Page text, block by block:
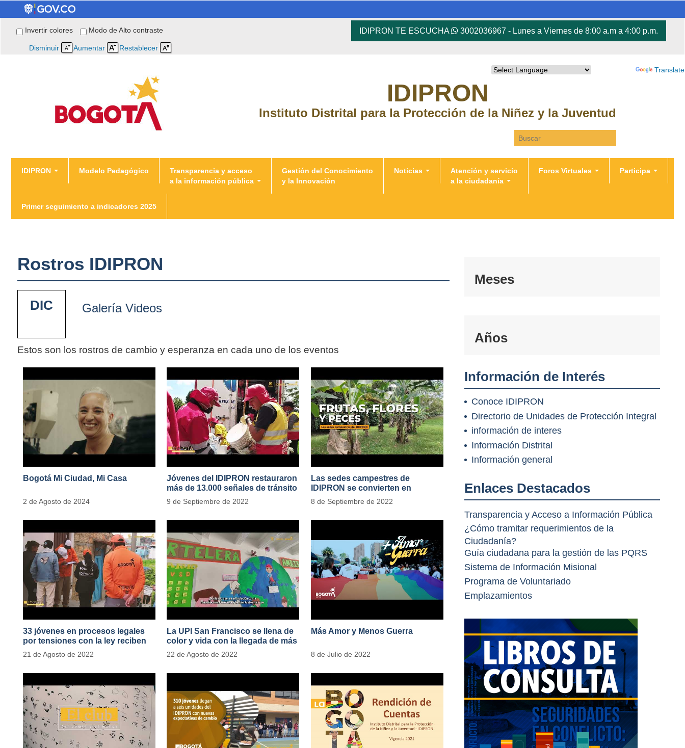
Invertir colores Modo de Alto contraste
Disminuir Aumentar Restablecer
IDIPRON TE ESCUCHA 3002036967 - Lunes a Viernes de 8:00 a.m a 4:00 p.m.
Translate
Search this site
IDIPRON
Instituto Distrital para la Protección de la Niñez y la Juventud
IDIPRON Modelo Pedagógico
Transparencia y acceso
a la información pública
Gestión del Conocimiento
y la Innovación
Noticias
Atención y servicio
a la ciudadanía
Foros Virtuales Participa
Primer seguimiento a indicadores 2025
You are here
Rostros IDIPRON
Galería Videos
Estos son los rostros de cambio y esperanza en cada uno de los eventos
Bogotá Mi Ciudad, Mi Casa
2 de Agosto de 2024
Jóvenes del IDIPRON restauraron
más de 13.000 señales de tránsito
9 de Septiembre de 2022
Las sedes campestres de
IDIPRON se convierten en
laboratorios agroecológicos
8 de Septiembre de 2022
33 jóvenes en procesos legales
por tensiones con la ley reciben
apoyo alimentario y pedagógico
del IDIPRON
21 de Agosto de 2022
La UPI San Francisco se llena de
color y vida con la llegada de más
de 1100 ejemplares vegetales
22 de Agosto de 2022
Más Amor y Menos Guerra
8 de Julio de 2022
Pages
DIC
Meses
Años
Información de Interés
Conoce IDIPRON
Directorio de Unidades de Protección Integral
información de interes
Información Distrital
Información general
Enlaces Destacados
Transparencia y Acceso a Información Pública
¿Cómo tramitar requerimientos de la
Ciudadanía?
Guía ciudadana para la gestión de las PQRS
Sistema de Información Misional
Programa de Voluntariado
Emplazamientos